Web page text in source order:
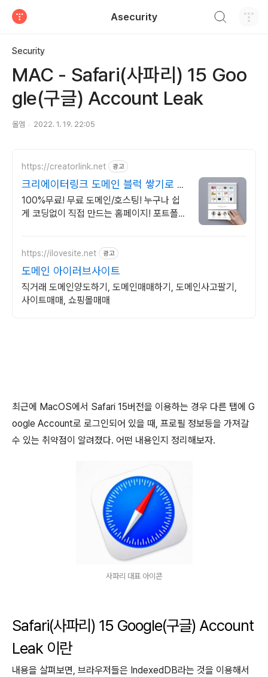
Asecurity
Security
MAC - Safari(사파리) 15 Goo
gle(구글) Account Leak
올엠 2022. 1. 19. 22:05
https://creatorlink.net 광고
크리에이터링크 도메인 블럭 쌓기로 만
드는 홈페이지
100%무료! 무료 도메인/호스팅! 누구나 쉽
게 코딩없이 직접 만드는 홈페이지! 포트폴리
https://ilovesite.net 광고
도메인 아이러브사이트
직거래 도메인양도하기, 도메인매매하기, 도메인사고팔기,
사이트매매, 쇼핑몰매매
최근에 MacOS에서 Safari 15버전을 이용하는 경우 다른 탭에 G
oogle Account로 로그인되어 있을 때, 프로필 정보등을 가져갈
수 있는 취약점이 알려졌다. 어떤 내용인지 정리해보자.
사파리 대표 아이콘
Safari(사파리) 15 Google(구글) Account
Leak 이란
내용을 살펴보면, 브라우저들은 IndexedDB라는 것을 이용해서